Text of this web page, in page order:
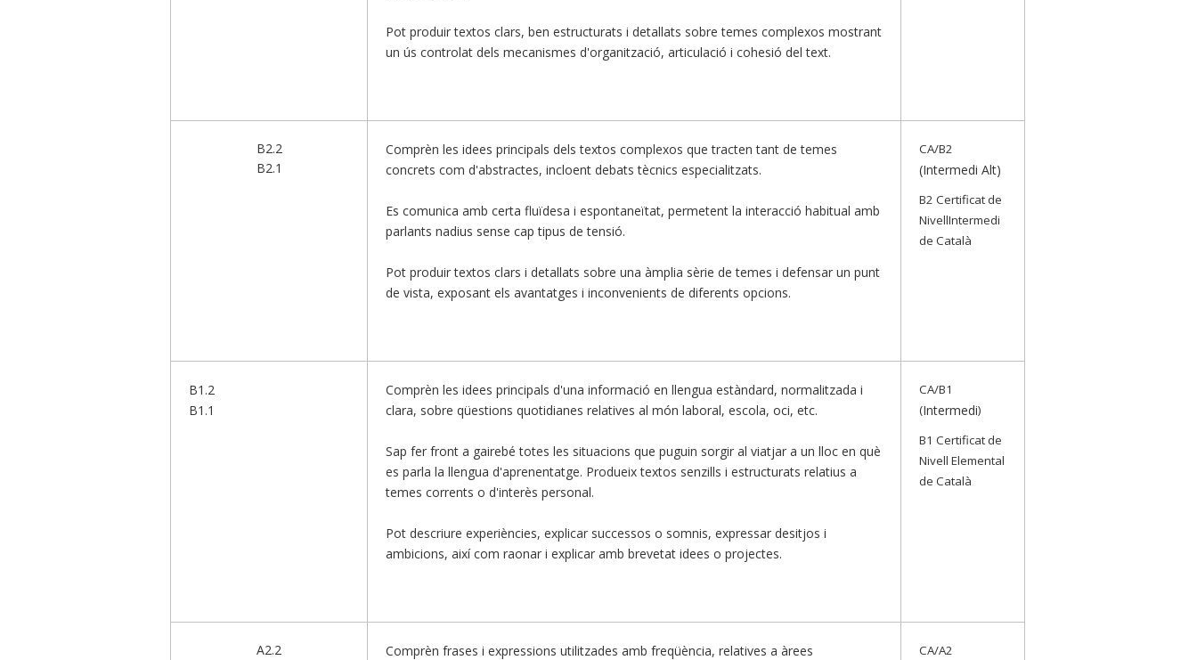
Pot produir textos clars, ben estructurats i detallats sobre temes complexos mostrant
un ús controlat dels mecanismes d'organització, articulació i cohesió del text.
B2.2
B2.1
Comprèn les idees principals dels textos complexos que tracten tant de temes
concrets com d'abstractes, incloent debats tècnics especialitzats.
Es comunica amb certa fluïdesa i espontaneïtat, permetent la interacció habitual amb
parlants nadius sense cap tipus de tensió.
Pot produir textos clars i detallats sobre una àmplia sèrie de temes i defensar un punt
de vista, exposant els avantatges i inconvenients de diferents opcions.
CA/B2
(Intermedi Alt)
B2 Certificat de
NivellIntermedi
de Català
B1.2
B1.1
Comprèn les idees principals d'una informació en llengua estàndard, normalitzada i
clara, sobre qüestions quotidianes relatives al món laboral, escola, oci, etc.
Sap fer front a gairebé totes les situacions que puguin sorgir al viatjar a un lloc en què
es parla la llengua d'aprenentatge. Produeix textos senzills i estructurats relatius a
temes corrents o d'interès personal.
Pot descriure experiències, explicar successos o somnis, expressar desitjos i
ambicions, així com raonar i explicar amb brevetat idees o projectes.
CA/B1
(Intermedi)
B1 Certificat de
Nivell Elemental
de Català
A2.2
Comprèn frases i expressions utilitzades amb freqüència, relatives a àrees
CA/A2